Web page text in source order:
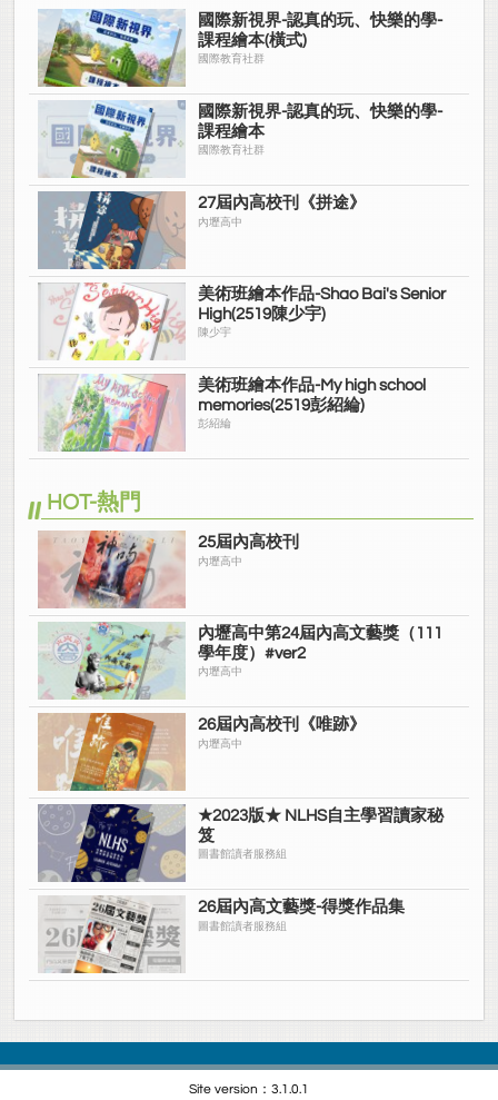
國際新視界-認真的玩、快樂的學-
課程繪本(橫式)
國際教育社群
國際新視界-認真的玩、快樂的學-
課程繪本
國際教育社群
27屆內高校刊《拼途》
內壢高中
美術班繪本作品-Shao Bai's Senior
High(2519陳少宇)
陳少宇
美術班繪本作品-My high school
memories(2519彭紹綸)
彭紹綸
HOT-熱門
25屆內高校刊
內壢高中
內壢高中第24屆內高文藝獎（111
學年度）#ver2
內壢高中
26屆內高校刊《唯跡》
內壢高中
★2023版★ NLHS自主學習讀家秘
笈
圖書館讀者服務組
26屆內高文藝獎-得獎作品集
圖書館讀者服務組
Site version：3.1.0.1